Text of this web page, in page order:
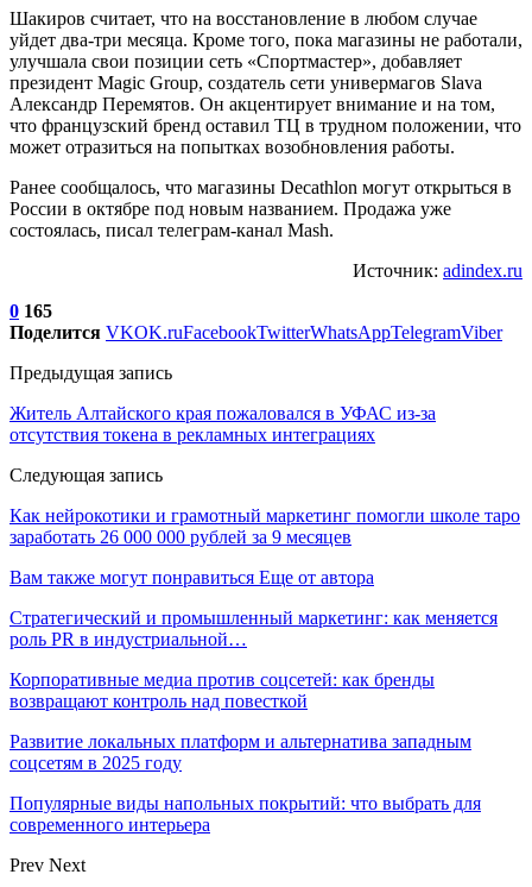
Шакиров считает, что на восстановление в любом случае
уйдет два-три месяца. Кроме того, пока магазины не работали,
улучшала свои позиции сеть «Спортмастер», добавляет
президент Magic Group, создатель сети универмагов Slava
Александр Перемятов. Он акцентирует внимание и на том,
что французский бренд оставил ТЦ в трудном положении, что
может отразиться на попытках возобновления работы.
Ранее сообщалось, что магазины Decathlon могут открыться в
России в октябре под новым названием. Продажа уже
состоялась, писал телеграм-канал Mash.
Источник: adindex.ru
0 165
Поделится VKOK.ruFacebookTwitterWhatsAppTelegramViber
Предыдущая запись
Житель Алтайского края пожаловался в УФАС из-за
отсутствия токена в рекламных интеграциях
Следующая запись
Как нейрокотики и грамотный маркетинг помогли школе таро
заработать 26 000 000 рублей за 9 месяцев
Вам также могут понравиться Еще от автора
Стратегический и промышленный маркетинг: как меняется
роль PR в индустриальной…
Корпоративные медиа против соцсетей: как бренды
возвращают контроль над повесткой
Развитие локальных платформ и альтернатива западным
соцсетям в 2025 году
Популярные виды напольных покрытий: что выбрать для
современного интерьера
Prev Next